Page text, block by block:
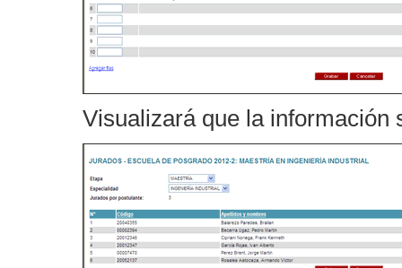
Visualizará que la información